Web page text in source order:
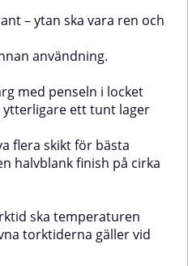
– ytan ska vara ren och
användning.
med penseln i locket
ytterligare ett tunt lager
flera skikt för bästa
halvblank finish på cirka
ska temperaturen
torktiderna gäller vid